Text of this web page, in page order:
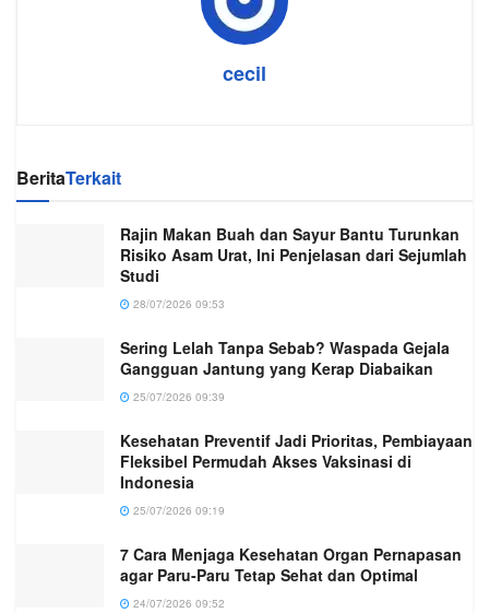
cecil
BeritaTerkait
Rajin Makan Buah dan Sayur Bantu Turunkan
Risiko Asam Urat, Ini Penjelasan dari Sejumlah
Studi
28/07/2026 09:53
Sering Lelah Tanpa Sebab? Waspada Gejala
Gangguan Jantung yang Kerap Diabaikan
25/07/2026 09:39
Kesehatan Preventif Jadi Prioritas, Pembiayaan
Fleksibel Permudah Akses Vaksinasi di
Indonesia
25/07/2026 09:19
7 Cara Menjaga Kesehatan Organ Pernapasan
agar Paru-Paru Tetap Sehat dan Optimal
24/07/2026 09:52